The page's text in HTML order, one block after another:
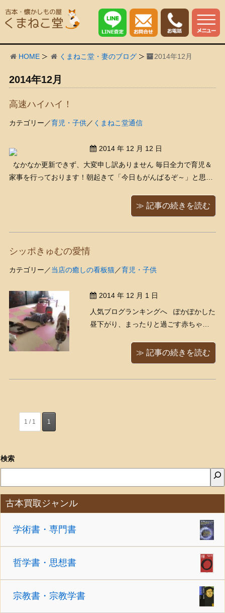
HOME くまねこ堂・妻のブログ 2014年12月
2014年12月
高速ハイハイ！
カテゴリー／育児・子供／ くまねこ堂通信
2014 年 12 月 12 日
なかなか更新できず、大変申し訳ありません 毎日全力で育児＆
家事を行っております！朝起きて「今日もがんばるぞ～」と思っ
ざいまして、なかなかパソコンに向かえる余力が残らないのでご
ざいます（＾＾） そんなワタクシの ...
≫ 記事の続きを読む
シッポきゅむの愛情
カテゴリー／当店の癒しの看板猫／育児・子供
2014 年 12 月 1 日
人気ブログランキングへ ぽかぽかした
昼下がり、まったりと過ごす赤ちゃん
おシッポに気がつきました 少しの間
だったら、赤ちゃんとシッポで遊んで
≫ 記事の続きを読む
1 / 1 1
検索
古本買取ジャンル
学術書・専門書
哲学書・思想書
宗教書・宗教学書